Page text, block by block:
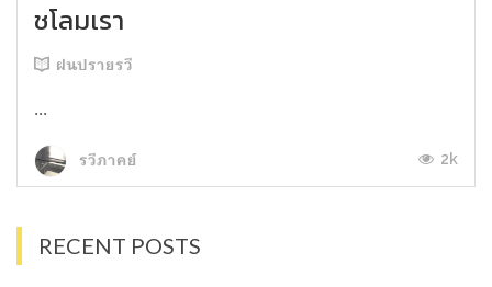
ชโลมเรา
ฝนปรายรวี
...
รวีภาคย์ 2k
RECENT POSTS